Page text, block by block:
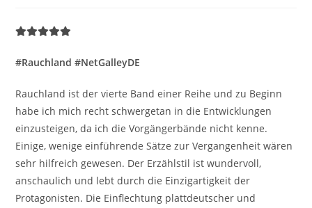
#Rauchland #NetGalleyDE
Rauchland ist der vierte Band einer Reihe und zu Beginn
habe ich mich recht schwergetan in die Entwicklungen
einzusteigen, da ich die Vorgängerbände nicht kenne.
Einige, wenige einführende Sätze zur Vergangenheit wären
sehr hilfreich gewesen. Der Erzählstil ist wundervoll,
anschaulich und lebt durch die Einzigartigkeit der
Protagonisten. Die Einflechtung plattdeutscher und